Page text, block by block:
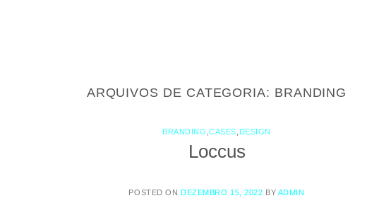
ARQUIVOS DE CATEGORIA: BRANDING
BRANDING ,CASES DESIGN
Loccus
POSTED ON DEZEMBRO 15, 2022 BY ADMIN